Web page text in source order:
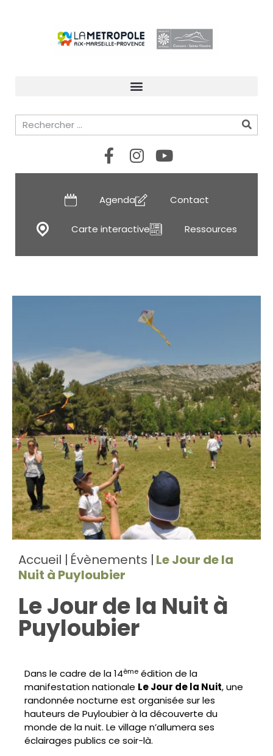
Agenda Contact
Carte interactive Ressources
Accueil Évènements Le Jour de la
Nuit à Puyloubier
Le Jour de la Nuit à
Puyloubier
Dans le cadre de la 14ème édition de la
manifestation nationale Le Jour de la Nuit, une
randonnée nocturne est organisée sur les
hauteurs de Puyloubier à la découverte du
monde de la nuit. Le village n’allumera ses
éclairages publics ce soir-là.